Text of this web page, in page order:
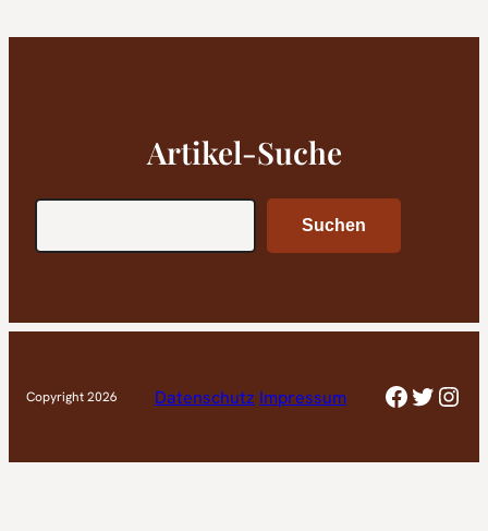
Artikel-Suche
Suchen
Copyright 2026 Datenschutz Impressum Twitter